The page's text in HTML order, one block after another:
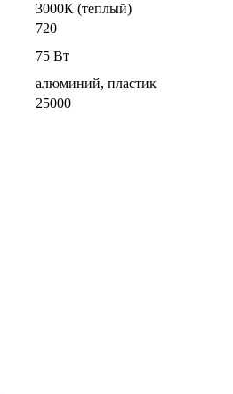
3000К (теплый)
720
75 Вт
алюминий, пластик
25000